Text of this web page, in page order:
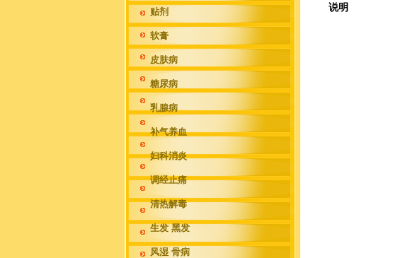
贴剂
软膏
皮肤病
糖尿病
乳腺病
补气养血
妇科消炎
调经止痛
清热解毒
生发 黑发
风湿 骨病
说明